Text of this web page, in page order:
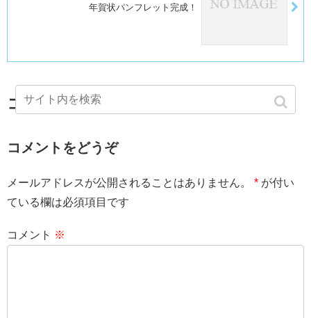
年賀状パンフレット完成！
コメント
コメントをどうぞ
メールアドレスが公開されることはありません。 * が付い
ている欄は必須項目です
コメント ※